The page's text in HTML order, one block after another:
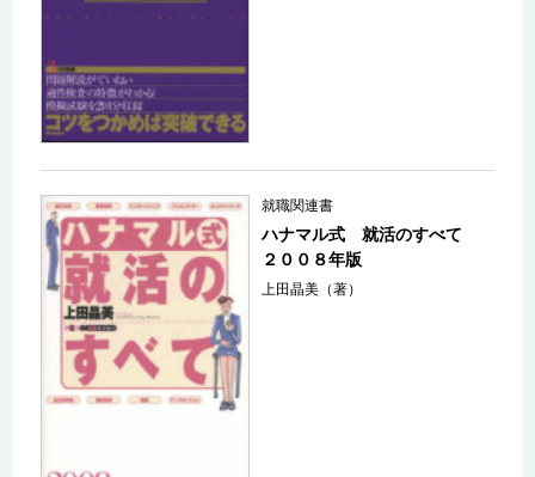
就職関連書
ハナマル式 就活のすべて
２００８年版
上田晶美（著）